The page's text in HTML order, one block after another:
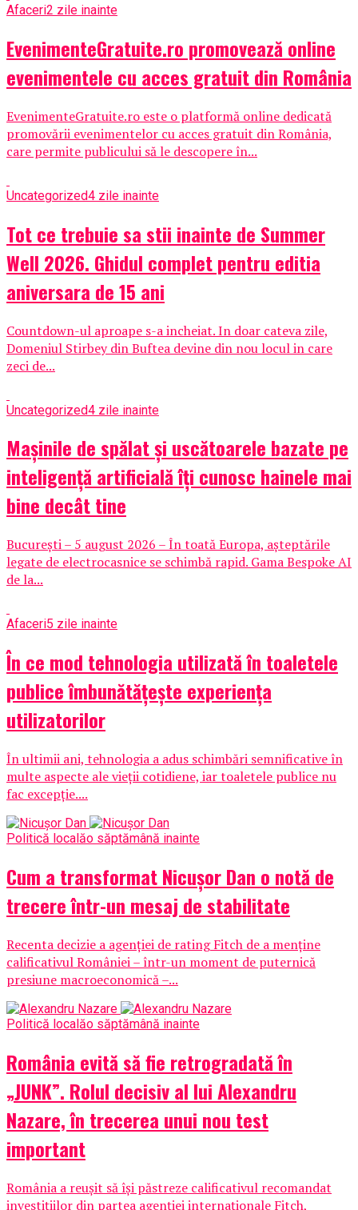
Afaceri2 zile inainte
EvenimenteGratuite.ro promovează online
evenimentele cu acces gratuit din România
EvenimenteGratuite.ro este o platformă online dedicată
promovării evenimentelor cu acces gratuit din România,
care permite publicului să le descopere în...
Uncategorized4 zile inainte
Tot ce trebuie sa stii inainte de Summer
Well 2026. Ghidul complet pentru editia
aniversara de 15 ani
Countdown-ul aproape s-a incheiat. In doar cateva zile,
Domeniul Stirbey din Buftea devine din nou locul in care
zeci de...
Uncategorized4 zile inainte
Mașinile de spălat și uscătoarele bazate pe
inteligență artificială îți cunosc hainele mai
bine decât tine
București – 5 august 2026 – În toată Europa, așteptările
legate de electrocasnice se schimbă rapid. Gama Bespoke AI
de la...
Afaceri5 zile inainte
În ce mod tehnologia utilizată în toaletele
publice îmbunătățește experiența
utilizatorilor
În ultimii ani, tehnologia a adus schimbări semnificative în
multe aspecte ale vieții cotidiene, iar toaletele publice nu
fac excepție....
Politică localăo săptămână inainte
Cum a transformat Nicușor Dan o notă de
trecere într-un mesaj de stabilitate
Recenta decizie a agenției de rating Fitch de a menține
calificativul României – într-un moment de puternică
presiune macroeconomică –...
Politică localăo săptămână inainte
România evită să fie retrogradată în
„JUNK”. Rolul decisiv al lui Alexandru
Nazare, în trecerea unui nou test
important
România a reușit să își păstreze calificativul recomandat
investițiilor din partea agenției internaționale Fitch,